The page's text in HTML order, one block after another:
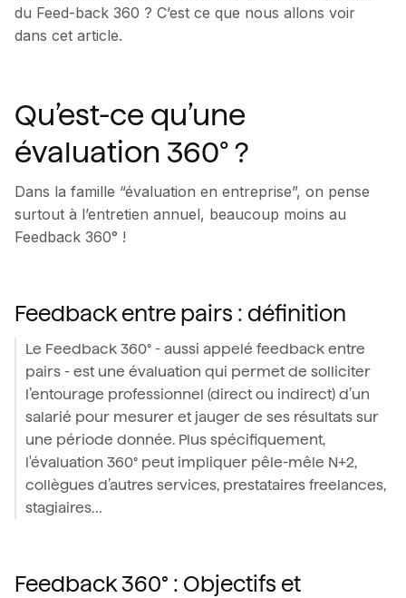
du Feed-back 360 ? C’est ce que nous allons voir
dans cet article.
Qu’est-ce qu’une
évaluation 360° ?
Dans la famille “évaluation en entreprise”, on pense
surtout à l’entretien annuel, beaucoup moins au
Feedback 360° !
Feedback entre pairs : définition
Le Feedback 360° - aussi appelé feedback entre
pairs - est une évaluation qui permet de solliciter
l’entourage professionnel (direct ou indirect) d’un
salarié pour mesurer et jauger de ses résultats sur
une période donnée. Plus spécifiquement,
l'évaluation 360° peut impliquer pêle-mêle N+2,
collègues d’autres services, prestataires freelances,
stagiaires…
Feedback 360° : Objectifs et